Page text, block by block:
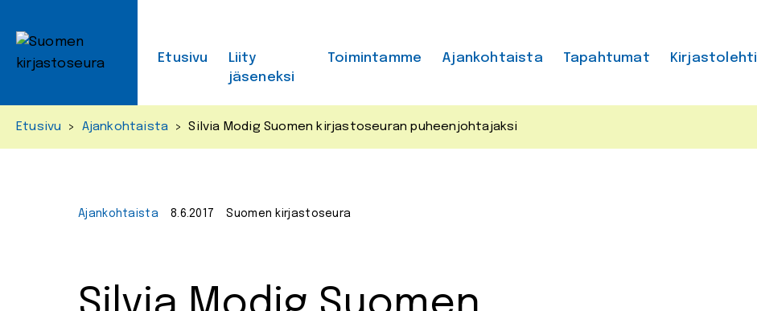
Etusivu
Liity
jäseneksi
Toimintamme Ajankohtaista Tapahtumat Kirjastolehti
Etusivu > Ajankohtaista > Silvia Modig Suomen kirjastoseuran puheenjohtajaksi
Ajankohtaista 8.6.2017 Suomen kirjastoseura